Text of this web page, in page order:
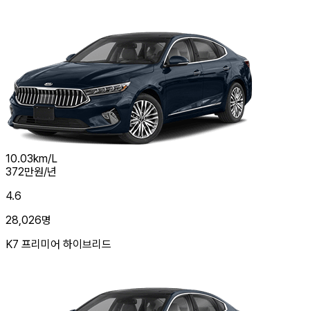
10.03km/L
372만원/년
4.6
28,026명
K7 프리미어 하이브리드